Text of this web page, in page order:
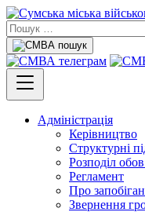
Адміністрація
Керівництво
Структурні
Розподіл
Регламент
Про
Звернення